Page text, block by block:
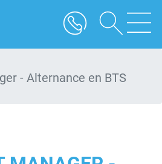
- Alternance en BTS